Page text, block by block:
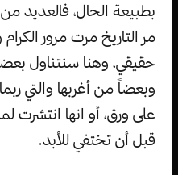
بطبيعة الحال، فالعديد من
مر التاريخ مرت مرور
حقيقي، وهنا سنتناول
وبعضاً من أغربها والتي
على ورق، أو انها
قبل أن تختفي للأبد.